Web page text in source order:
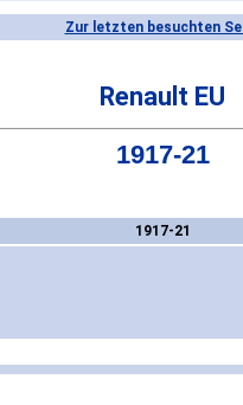
Zur letzten besuchten
Renault EU
1917-21
1917-21